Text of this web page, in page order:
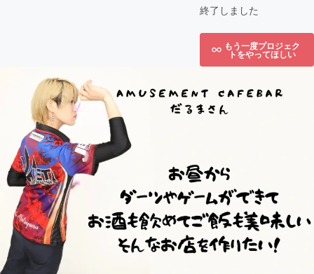
終了しました
もう一度プロジェク
トをやってほしい